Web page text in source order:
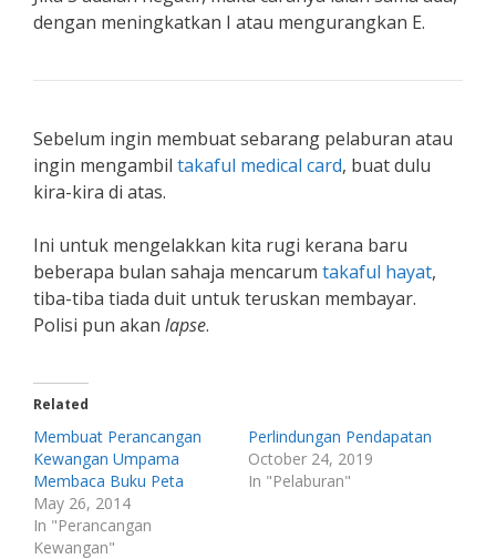
dengan meningkatkan I atau mengurangkan E.
Sebelum ingin membuat sebarang pelaburan atau
ingin mengambil takaful medical card, buat dulu
kira-kira di atas.
Ini untuk mengelakkan kita rugi kerana baru
beberapa bulan sahaja mencarum takaful hayat,
tiba-tiba tiada duit untuk teruskan membayar.
Polisi pun akan lapse.
Related
Membuat Perancangan
Kewangan Umpama
Membaca Buku Peta
May 26, 2014
In "Perancangan
Kewangan"
Perlindungan Pendapatan
October 24, 2019
In "Pelaburan"